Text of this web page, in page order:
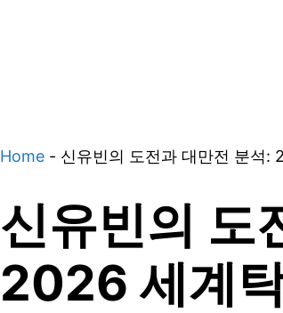
Home - 신유빈의 도전과 대만전 분석:
신유빈의 도
2026 세계